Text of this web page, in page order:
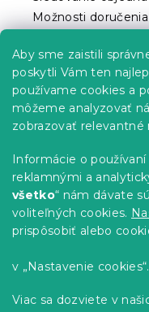
Aby sme zaistili
poskytli Vám ten
používame cookies a
môžeme analyzovať
zobrazovať relevantné
Informácie o
reklamnými a
všetko“ nám dávate
voliteľných cookies.
prispôsobiť alebo
v „Nastavenie cookies“.
Viac sa dozviete v
Možnosti doručenia
Reklamácie a
Kontakty
Obchodné
Podmienky
Pre partnerov
vyhradené.